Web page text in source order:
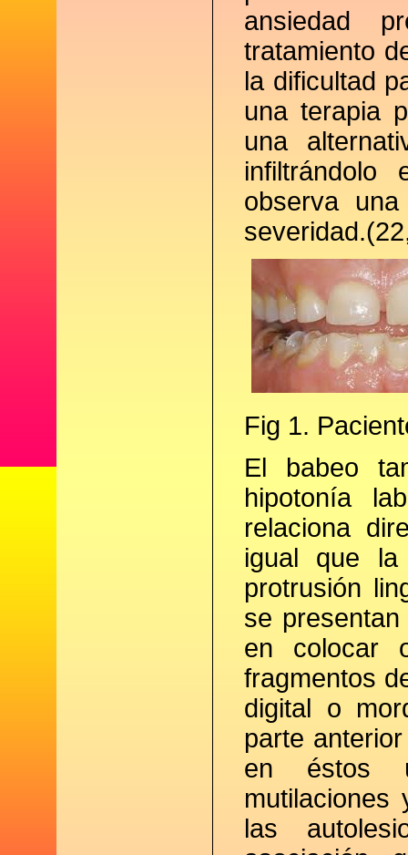
ansiedad
tratamiento
la dificultad
una terapia
una
infiltrándolo
observa
Fig 1.
El babeo
hipotonía
relaciona
igual que
protrusión
se
en colocar
fragmentos
digital o
parte
en éstos
mutilaciones
las